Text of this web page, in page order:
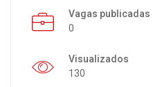
Vagas publicadas
0
Visualizados
130